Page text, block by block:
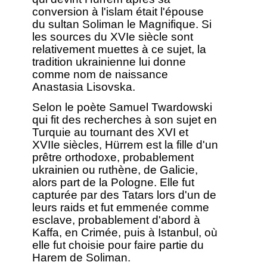
conversion à l'islam était l'épouse
du sultan Soliman le Magnifique. Si
les sources du XVIe siècle sont
relativement muettes à ce sujet, la
tradition ukrainienne lui donne
comme nom de naissance
Anastasia Lisovska.
Selon le poète Samuel Twardowski
qui fit des recherches à son sujet en
Turquie au tournant des XVI et
XVIIe siècles, Hürrem est la fille d'un
prêtre orthodoxe, probablement
ukrainien ou ruthène, de Galicie,
alors part de la Pologne. Elle fut
capturée par des Tatars lors d'un de
leurs raids et fut emmenée comme
esclave, probablement d'abord à
Kaffa, en Crimée, puis à Istanbul, où
elle fut choisie pour faire partie du
Harem de Soliman.